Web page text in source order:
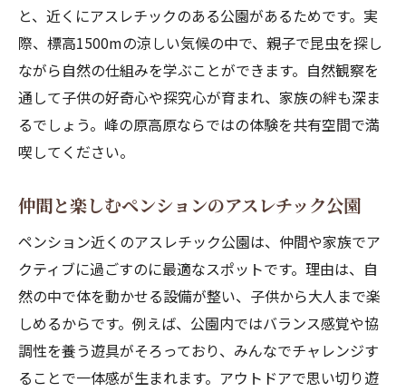
と、近くにアスレチックのある公園があるためです。実
際、標高1500mの涼しい気候の中で、親子で昆虫を探し
ながら自然の仕組みを学ぶことができます。自然観察を
通して子供の好奇心や探究心が育まれ、家族の絆も深ま
るでしょう。峰の原高原ならではの体験を共有空間で満
喫してください。
仲間と楽しむペンションのアスレチック公園
ペンション近くのアスレチック公園は、仲間や家族でア
クティブに過ごすのに最適なスポットです。理由は、自
然の中で体を動かせる設備が整い、子供から大人まで楽
しめるからです。例えば、公園内ではバランス感覚や協
調性を養う遊具がそろっており、みんなでチャレンジす
ることで一体感が生まれます。アウトドアで思い切り遊